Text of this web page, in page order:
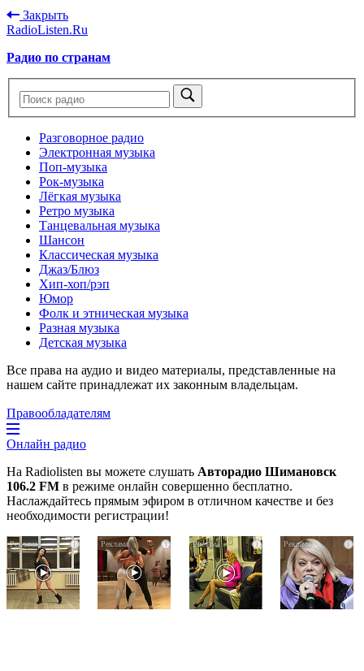
Закрыть
RadioListen.Ru
Радио по странам
Разговорное радио
Электронная музыка
Поп-музыка
Рок-музыка
Лёгкая музыка
Ретро музыка
Танцевальная музыка
Шансон
Классическая музыка
Джаз/Блюз
Хип-хоп/рэп
Юмор
Фолк и этническая музыка
Разная музыка
Детская музыка
Все права на аудио и видео материалы, представленные на
нашем сайте принадлежат их законным владельцам.
Правообладателям
Онлайн радио
На Radiolisten вы можете слушать Авторадио Шимановск
106.2 FM в режиме онлайн совершенно бесплатно.
Наслаждайтесь прямым эфиром в отличном качестве и без
необходимости регистрации!
i
Ролик
Омска:
вы
i
Ролик
длится
пару
секунд,
i
Королева
вагона
отожгла!
Видео
i